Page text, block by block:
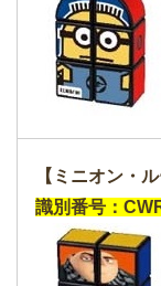
【ミニオン・
識別番号：